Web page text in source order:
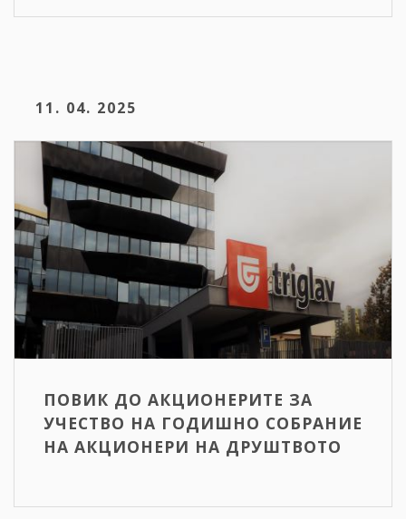
11. 04. 2025
ПОВИК ДО АКЦИОНЕРИТЕ ЗА
УЧЕСТВО НА ГОДИШНО СОБРАНИЕ
НА АКЦИОНЕРИ НА ДРУШТВОТО